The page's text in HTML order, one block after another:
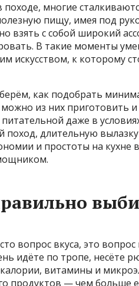
многие
пищу, имея под
взять с собой широкий
В такие моменты
искусством, к которому
как подобрать
из них приготовить и
даже в
поход, длительную
и простоты на кухне
вопрос вкуса, это
идёте по тропе, несёте
витамины и
продуктов — чем больше